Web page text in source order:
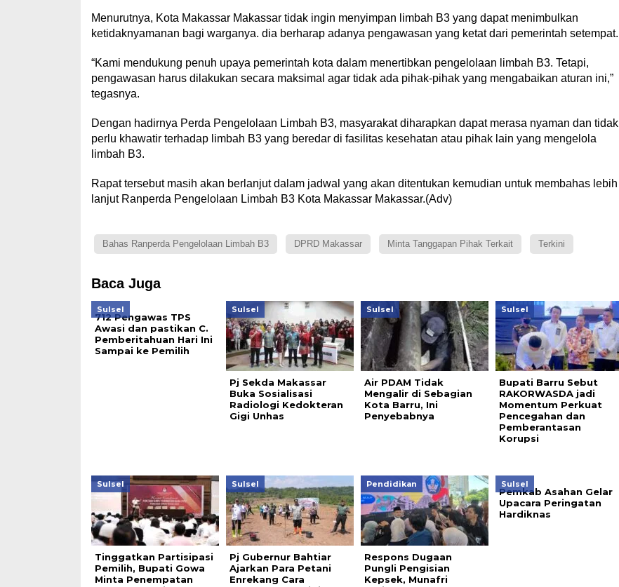
Menurutnya, Kota Makassar Makassar tidak ingin menyimpan limbah B3 yang dapat menimbulkan
ketidaknyamanan bagi warganya. dia berharap adanya pengawasan yang ketat dari pemerintah setempat.
“Kami mendukung penuh upaya pemerintah kota dalam menertibkan pengelolaan limbah B3. Tetapi,
pengawasan harus dilakukan secara maksimal agar tidak ada pihak-pihak yang mengabaikan aturan ini,”
tegasnya.
Dengan hadirnya Perda Pengelolaan Limbah B3, masyarakat diharapkan dapat merasa nyaman dan tidak
perlu khawatir terhadap limbah B3 yang beredar di fasilitas kesehatan atau pihak lain yang mengelola
limbah B3.
Rapat tersebut masih akan berlanjut dalam jadwal yang akan ditentukan kemudian untuk membahas lebih
lanjut Ranperda Pengelolaan Limbah B3 Kota Makassar Makassar.(Adv)
Bahas Ranperda Pengelolaan Limbah B3 DPRD Makassar Minta Tanggapan Pihak Terkait Terkini
Baca Juga
Sulsel
712 Pengawas TPS
Awasi dan pastikan C.
Pemberitahuan Hari Ini
Sampai ke Pemilih
Sulsel
Pj Sekda Makassar
Buka Sosialisasi
Radiologi Kedokteran
Gigi Unhas
Sulsel
Air PDAM Tidak
Mengalir di Sebagian
Kota Barru, Ini
Penyebabnya
Sulsel
Bupati Barru Sebut
RAKORWASDA jadi
Momentum Perkuat
Pencegahan dan
Pemberantasan
Korupsi
Sulsel
Tinggatkan Partisipasi
Pemilih, Bupati Gowa
Minta Penempatan
Sulsel
Pj Gubernur Bahtiar
Ajarkan Para Petani
Enrekang Cara
Pendidikan
Respons Dugaan
Pungli Pengisian
Kepsek, Munafri
Sulsel
Pemkab Asahan Gelar
Upacara Peringatan
Hardiknas